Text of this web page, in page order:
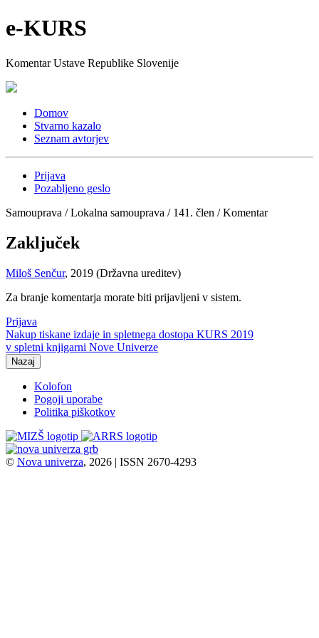
e-KURS
Komentar Ustave Republike Slovenije
Domov
Stvarno kazalo
Seznam avtorjev
Prijava
Pozabljeno geslo
Samouprava / Lokalna samouprava / 141. člen / Komentar
Zaključek
Miloš Senčur, 2019 (Državna ureditev)
Za branje komentarja morate biti prijavljeni v sistem.
Prijava
Nakup tiskane izdaje in spletnega dostopa KURS 2019
v spletni knjigarni Nove Univerze
Nazaj
Kolofon
Pogoji uporabe
Politika piškotkov
© Nova univerza, 2026 | ISSN 2670-4293